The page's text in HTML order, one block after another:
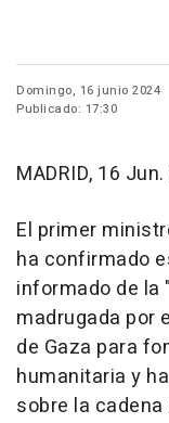
Domingo, 16 junio 2024
Publicado: 17:30
MADRID, 16 Jun.
El primer
ha confirmado
informado de
madrugada por
de Gaza para
humanitaria y
sobre la